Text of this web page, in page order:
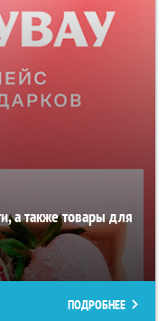
а также товары для
ПОДРОБНЕЕ